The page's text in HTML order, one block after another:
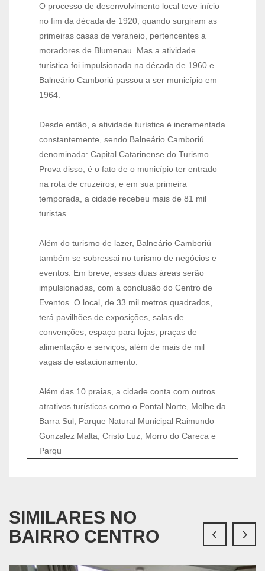
O processo de desenvolvimento local teve início
no fim da década de 1920, quando surgiram as
primeiras casas de veraneio, pertencentes a
moradores de Blumenau. Mas a atividade
turística foi impulsionada na década de 1960 e
Balneário Camboriú passou a ser município em
1964.
Desde então, a atividade turística é incrementada
constantemente, sendo Balneário Camboriú
denominada: Capital Catarinense do Turismo.
Prova disso, é o fato de o município ter entrado
na rota de cruzeiros, e em sua primeira
temporada, a cidade recebeu mais de 81 mil
turistas.
Além do turismo de lazer, Balneário Camboriú
também se sobressai no turismo de negócios e
eventos. Em breve, essas duas áreas serão
impulsionadas, com a conclusão do Centro de
Eventos. O local, de 33 mil metros quadrados,
terá pavilhões de exposições, salas de
convenções, espaço para lojas, praças de
alimentação e serviços, além de mais de mil
vagas de estacionamento.
Além das 10 praias, a cidade conta com outros
atrativos turísticos como o Pontal Norte, Molhe da
Barra Sul, Parque Natural Municipal Raimundo
Gonzalez Malta, Cristo Luz, Morro do Careca e
Parqu
SIMILARES NO
BAIRRO CENTRO